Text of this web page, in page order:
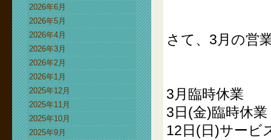
2026年6月
2026年5月
2026年4月
2026年3月
2026年2月
2026年1月
2025年12月
2025年11月
2025年10月
2025年9月
さて、3月の営
3月臨時休業
3日(金)臨時休業
12日(日)サービ